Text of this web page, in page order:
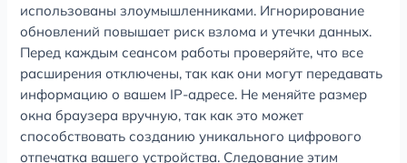
использованы злоумышленниками. Игнорирование
обновлений повышает риск взлома и утечки данных.
Перед каждым сеансом работы проверяйте, что все
расширения отключены, так как они могут передавать
информацию о вашем IP-адресе. Не меняйте размер
окна браузера вручную, так как это может
способствовать созданию уникального цифрового
отпечатка вашего устройства. Следование этим